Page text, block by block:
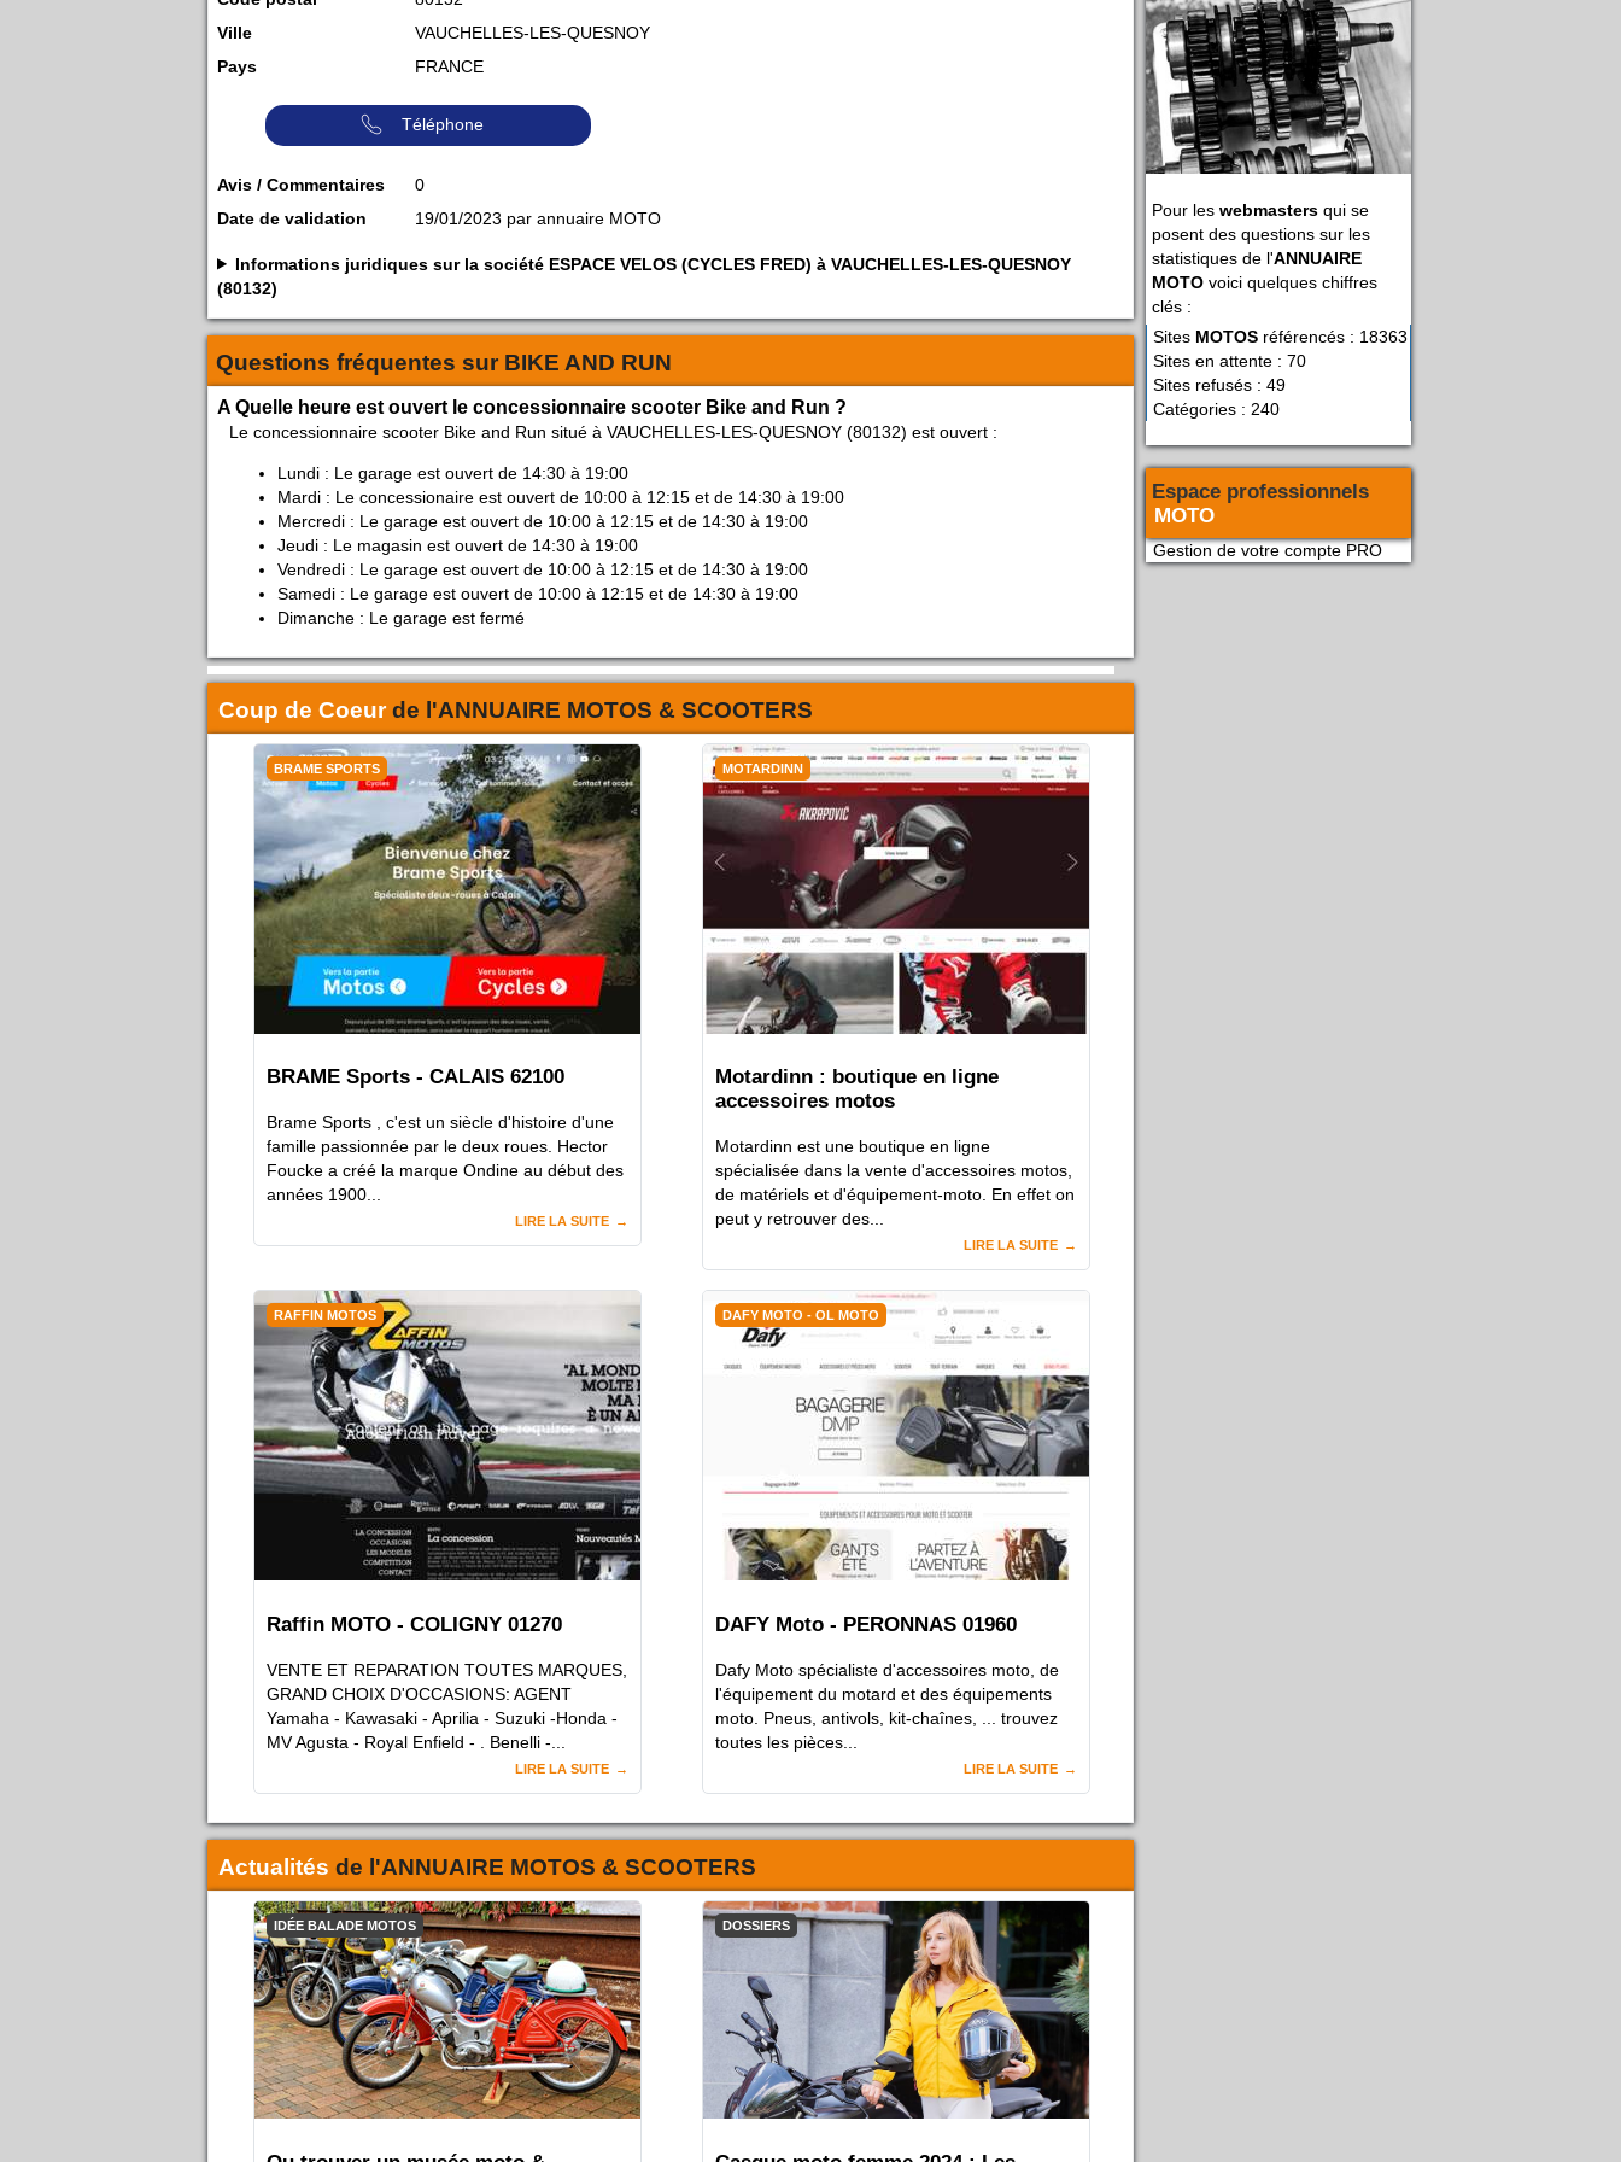
Pour les webmasters qui se
posent des questions sur les
statistiques de l'ANNUAIRE
MOTO voici quelques chiffres
clés :
Sites MOTOS référencés : 18363
Sites en attente : 70
Sites refusés : 49
Catégories : 240
Espace professionnels
MOTO
Gestion de votre compte PRO
Ville
VAUCHELLES-LES-QUESNOY
Pays
FRANCE
Téléphone
Avis / Commentaires
0
Date de validation
19/01/2023 par annuaire MOTO
Informations juridiques sur la société ESPACE VELOS (CYCLES FRED) à VAUCHELLES-LES-QUESNOY
(80132)
Questions fréquentes sur BIKE AND RUN
A Quelle heure est ouvert le concessionnaire scooter Bike and Run ?
Le concessionnaire scooter Bike and Run situé à VAUCHELLES-LES-QUESNOY (80132) est ouvert :
Lundi : Le garage est ouvert de 14:30 à 19:00
Mardi : Le concessionaire est ouvert de 10:00 à 12:15 et de 14:30 à 19:00
Mercredi : Le garage est ouvert de 10:00 à 12:15 et de 14:30 à 19:00
Jeudi : Le magasin est ouvert de 14:30 à 19:00
Vendredi : Le garage est ouvert de 10:00 à 12:15 et de 14:30 à 19:00
Samedi : Le garage est ouvert de 10:00 à 12:15 et de 14:30 à 19:00
Dimanche : Le garage est fermé
Coup de Coeurde l'ANNUAIRE MOTOS & SCOOTERS
BRAME SPORTS
BRAME Sports - CALAIS 62100
Brame Sports , c'est un siècle d'histoire d'une
famille passionnée par le deux roues. Hector
Foucke a créé la marque Ondine au début des
années 1900...
LIRE LA SUITE
MOTARDINN
Motardinn : boutique en ligne
accessoires motos
Motardinn est une boutique en ligne
spécialisée dans la vente d'accessoires motos,
de matériels et d'équipement-moto. En effet on
peut y retrouver des...
LIRE LA SUITE
RAFFIN MOTOS
Raffin MOTO - COLIGNY 01270
VENTE ET REPARATION TOUTES MARQUES,
GRAND CHOIX D'OCCASIONS: AGENT
Yamaha - Kawasaki - Aprilia - Suzuki -Honda -
MV Agusta - Royal Enfield - . Benelli -...
LIRE LA SUITE
DAFY MOTO - OL MOTO
DAFY Moto - PERONNAS 01960
Dafy Moto spécialiste d'accessoires moto, de
l'équipement du motard et des équipements
moto. Pneus, antivols, kit-chaînes, ... trouvez
toutes les pièces...
LIRE LA SUITE
Actualités de l'ANNUAIRE MOTOS & SCOOTERS
IDÉE BALADE MOTOS DOSSIERS